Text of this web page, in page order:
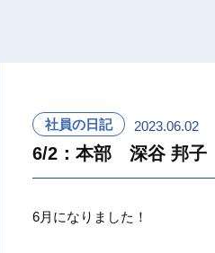
社員の日記 2023.06.02
6/2：本部 深谷 邦子
6月になりました！